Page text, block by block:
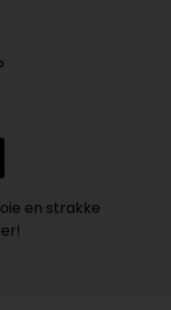
en strakke